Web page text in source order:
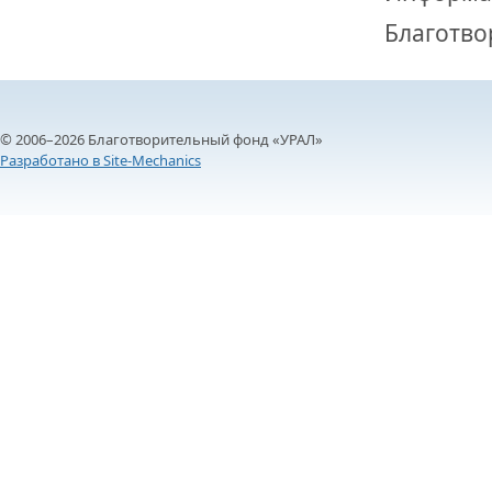
© 2006–2026 Благотворительный фонд «УРАЛ»
Разработано в Site-Mechanics